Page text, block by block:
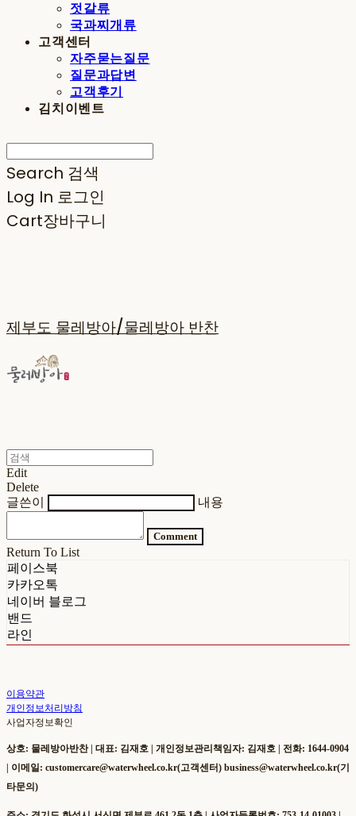
젓갈류
국과찌개류
고객센터
자주묻는질문
질문과답변
고객후기
김치이벤트
Search 검색
Log In 로그인
Cart장바구니
제부도 물레방아/물레방아 반찬
Edit
Delete
글쓴이
내용
Comment
Return To List
페이스북
카카오톡
네이버 블로그
밴드
라인
이용약관
개인정보처리방침
사업자정보확인
상호: 물레방아반찬 | 대표: 김재호 | 개인정보관리책임자: 김재호 | 전화: 1644-0904
| 이메일: customercare@waterwheel.co.kr(고객센터) business@waterwheel.co.kr(기
타문의)